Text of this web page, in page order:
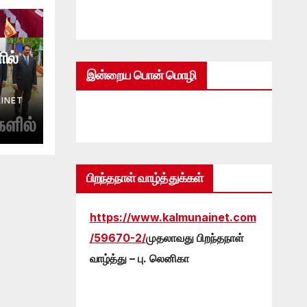
இன்றைய பொன் மொழி
பிறந்தநாள் வாழ்த்துக்கள்
https://www.kalmunainet.com
/59670-2/முதலாவது பிறந்தநாள்
வாழ்த்து – பு. லெனிகா